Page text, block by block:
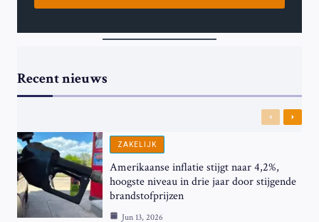
Recent nieuws
Previous
Next
ZAKELIJK
Amerikaanse inflatie stijgt naar 4,2%,
hoogste niveau in drie jaar door stijgende
brandstofprijzen
Jun 13, 2026